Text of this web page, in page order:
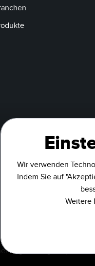
Engineering Corp.
Wir verwenden
Indem Sie auf
Weitere